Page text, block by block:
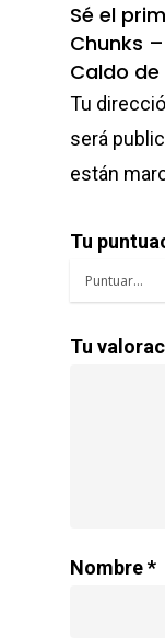
Sé el
Chunks
Caldo de
Tu
será
están
Tu
Tu
Nombre*